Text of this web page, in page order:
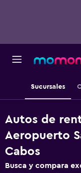
Sucursales
Autos de
Aeropuerto
Cabos
Busca y compara